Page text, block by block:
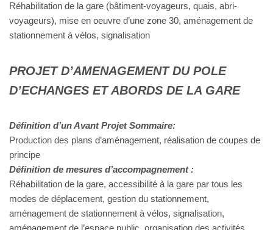
Réhabilitation de la gare (bâtiment-voyageurs, quais, abri-
voyageurs), mise en oeuvre d’une zone 30, aménagement de
stationnement à vélos, signalisation
PROJET D’AMENAGEMENT DU POLE
D’ECHANGES ET ABORDS DE LA GARE
Définition d’un Avant Projet Sommaire:
Production des plans d’aménagement, réalisation de coupes de
principe
Définition de mesures d’accompagnement :
Réhabilitation de la gare, accessibilité à la gare par tous les
modes de déplacement, gestion du stationnement,
aménagement de stationnement à vélos, signalisation,